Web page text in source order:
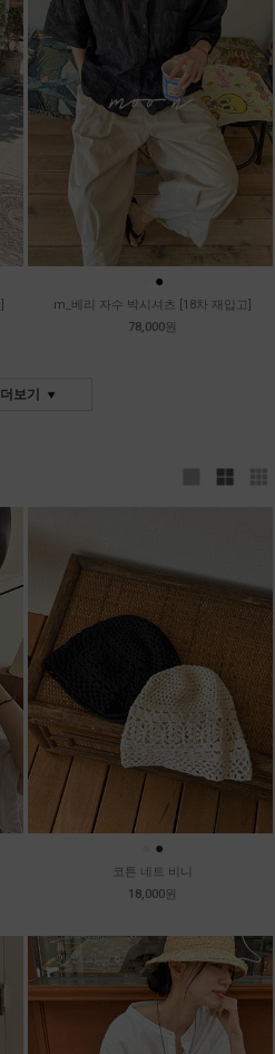
●
m_베리 자수 박시셔츠 [18차 재입고]
78,000원
더보기
●
코튼 네트 비니
18,000원